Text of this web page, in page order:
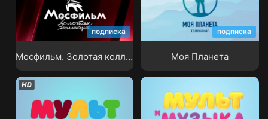
подписка
Мосфильм. Золотая
коллекция
Мосфильм. Золотая коллекция
подписка
Моя Планета
Моя Планета